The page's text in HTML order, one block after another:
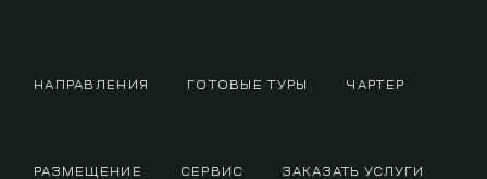
НАПРАВЛЕНИЯ ГОТОВЫЕ ТУРЫ ЧАРТЕР
РАЗМЕЩЕНИЕ СЕРВИС ЗАКАЗАТЬ УСЛУГИ